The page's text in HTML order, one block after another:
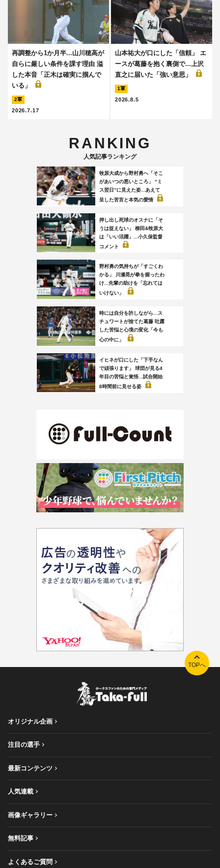
再調整から1か月半...山川穂高が
自らに厳しい条件を課す理由 溢
した本音「正木は確実に掴んで
いる」
2軍
2026.7.17
山本祐大が口にした「信頼」 エ
ースが葛藤を抱く裏側で...上沢
直之に届いた「強い意思」
1軍
2026.8.5
RANKING
人気記事ランキング
牧原大成から野村勇へ「そこ
があいつの悪いところ」 “ミ
ス翌日”に見えた姿...あえて
呈した苦言と本気の愛情
押し出し死球のオスナに「そ
うは捉えない」 柳田&牧原大
は「いい活躍」...小久保監督
コメント
野村勇の気持ちが「すごくわ
かる」 川瀬晃が拳を握ったわ
け...先輩の助けを「忘れては
いけない」
時には自分を許しながら...ス
チュワートが捨てた葛藤 吐露
した苦悩と心境の変化「今も
心の中に」
イヒネが口にした「下手なん
で頑張ります」 球団が見る4
年目の苦悩と覚悟...試合開始
8時間前に見せる姿
TOPへ
オリジナル企画
注目の選手
最新コンテンツ
人気連載
画像ギャラリー
無料記事
よくあるご質問